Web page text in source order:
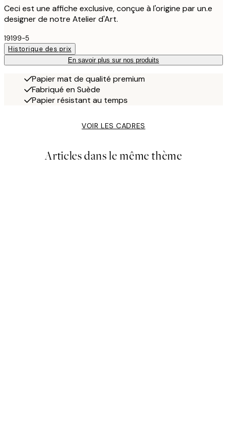
Ceci est une affiche exclusive, conçue à l'origine par un.e
designer de notre Atelier d'Art.
19199-5
Historique des prix
En savoir plus sur nos produits
Papier mat de qualité premium
Fabriqué en Suède
Papier résistant au temps
VOIR LES CADRES
Articles dans le même thème